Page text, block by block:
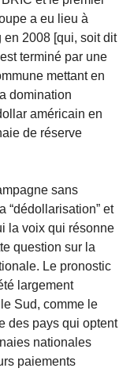
a eu lieu à
en 2008 [qui, soit dit
terminé par une
mettant en
domination
américain en
de réserve
sans
“dédollarisation” et
la voix qui résonne
question sur la
Le pronostic
largement
Sud, comme le
des pays qui optent
nationales
paiements